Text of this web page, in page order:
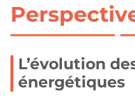
L’évolution
énergétiques